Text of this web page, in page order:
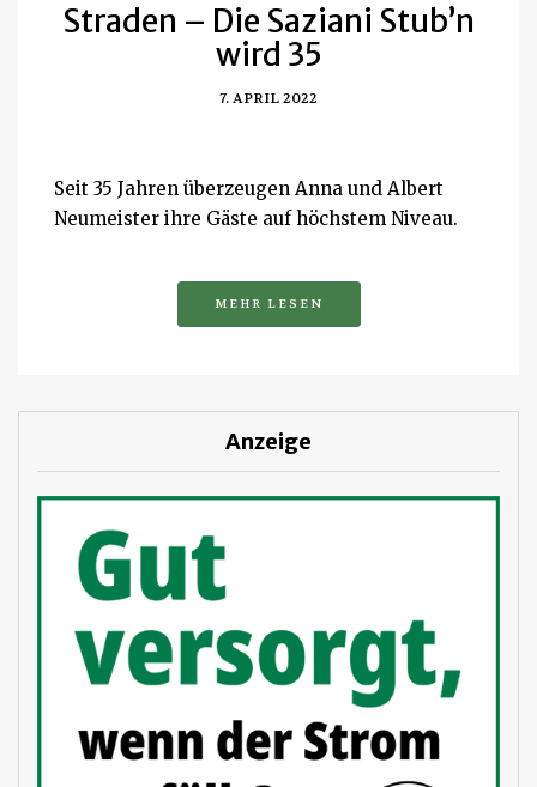
Straden – Die Saziani Stub’n
wird 35
7. APRIL 2022
Seit 35 Jahren überzeugen Anna und Albert
Neumeister ihre Gäste auf höchstem Niveau.
MEHR LESEN
Anzeige